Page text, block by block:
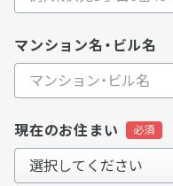
マンション名・ビル名
現在のお住まい